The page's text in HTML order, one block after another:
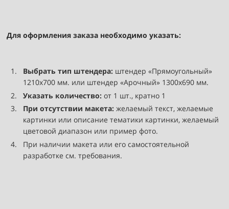
Для оформления заказа необходимо указать:
Выбрать тип штендера: штендер «Прямоугольный»
1210х700 мм. или штендер «Арочный» 1300х690 мм.
Указать количество: от 1 шт., кратно 1
При отсутствии макета: желаемый текст, желаемые
картинки или описание тематики картинки, желаемый
цветовой диапазон или пример фото.
При наличии макета или его самостоятельной
разработке см. требования.